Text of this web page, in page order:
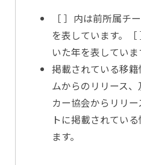
［ ］内は前所属チ
を表しています。
いた年を表していま
掲載されている移
ムからのリリース
カー協会からリリ
トに掲載されてい
ます。